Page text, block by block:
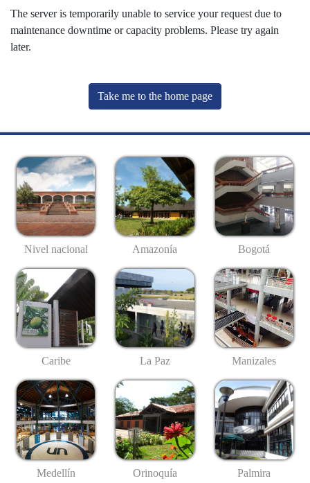
The server is temporarily unable to service your request due to
maintenance downtime or capacity problems. Please try again
later.
Take me to the home page
Nivel nacional Amazonía Bogotá
Caribe La Paz Manizales
Medellín Orinoquía Palmira